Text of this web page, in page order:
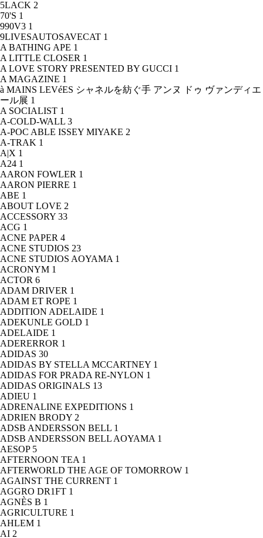
5LACK 2
70'S 1
990V3 1
9LIVESAUTOSAVECAT 1
A BATHING APE 1
A LITTLE CLOSER 1
A LOVE STORY PRESENTED BY GUCCI 1
A MAGAZINE 1
à MAINS LEVéES シャネルを紡ぐ手 アンヌ ドゥ ヴァンディエ
ール展 1
A SOCIALIST 1
A-COLD-WALL 3
A-POC ABLE ISSEY MIYAKE 2
A-TRAK 1
A|X 1
A24 1
AARON FOWLER 1
AARON PIERRE 1
ABE 1
ABOUT LOVE 2
ACCESSORY 33
ACG 1
ACNE PAPER 4
ACNE STUDIOS 23
ACNE STUDIOS AOYAMA 1
ACRONYM 1
ACTOR 6
ADAM DRIVER 1
ADAM ET ROPE 1
ADDITION ADELAIDE 1
ADEKUNLE GOLD 1
ADELAIDE 1
ADERERROR 1
ADIDAS 30
ADIDAS BY STELLA MCCARTNEY 1
ADIDAS FOR PRADA RE-NYLON 1
ADIDAS ORIGINALS 13
ADIEU 1
ADRENALINE EXPEDITIONS 1
ADRIEN BRODY 2
ADSB ANDERSSON BELL 1
ADSB ANDERSSON BELL AOYAMA 1
AESOP 5
AFTERNOON TEA 1
AFTERWORLD THE AGE OF TOMORROW 1
AGAINST THE CURRENT 1
AGGRO DR1FT 1
AGNÈS B 1
AGRICULTURE 1
AHLEM 1
AI 2